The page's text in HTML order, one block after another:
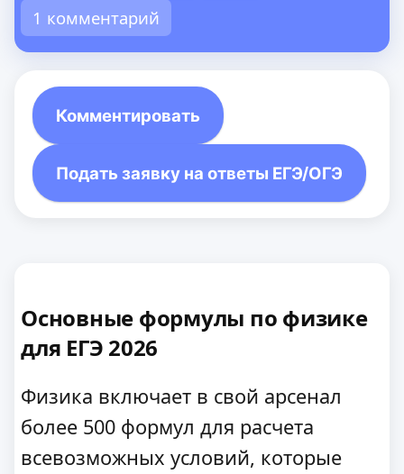
1 комментарий
Комментировать
Подать заявку на ответы ЕГЭ/ОГЭ
Основные формулы по физике
для ЕГЭ 2026
Физика включает в свой арсенал
более 500 формул для расчета
всевозможных условий, которые